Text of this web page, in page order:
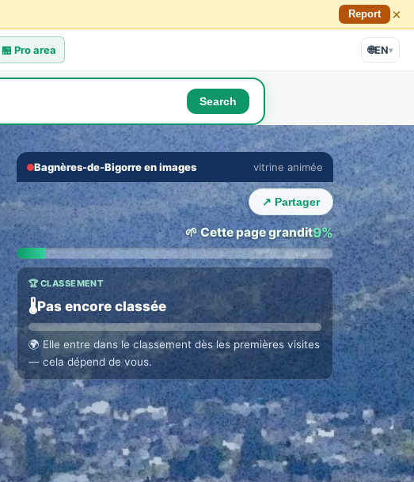
Report ×
🏪Pro area 🌐EN▾
Search
Bagnères-de-Bigorre en images vitrine animée
💬 THE TOWN LOUNGE
Talk with Bagnères-de-Bigorre locals
Everyone in their language · auto translation →
‹ ›
🔇 ⛶
↗ Partager
🌱 Cette page grandit9%
🏆 CLASSEMENT
🌡️Pas encore classée
🌍 Elle entre dans le classement dès les premières visites
— cela dépend de vous.